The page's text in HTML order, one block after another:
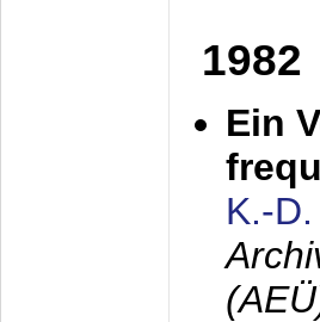
1982
Ein
K.-